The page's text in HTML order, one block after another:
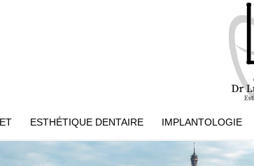
ESTHÉTIQUE DENTAIRE IMPLANTOLOGIE